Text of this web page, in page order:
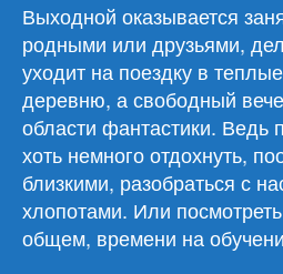
Выходной оказывается
родными или друзьями,
уходит на поездку в
деревню, а свободный
области фантастики. Ведь
хоть немного отдохнуть,
близкими, разобраться с
хлопотами. Или
общем, времени на